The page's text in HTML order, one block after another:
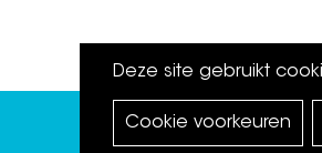
Deze site gebruikt
Cookie voorkeuren